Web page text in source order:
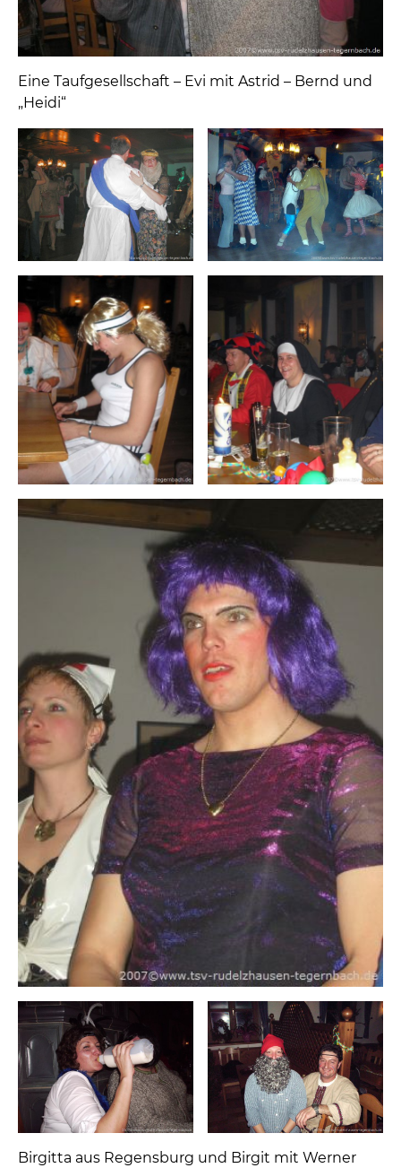
Eine Taufgesellschaft – Evi mit Astrid – Bernd und
„Heidi“
Birgitta aus Regensburg und Birgit mit Werner